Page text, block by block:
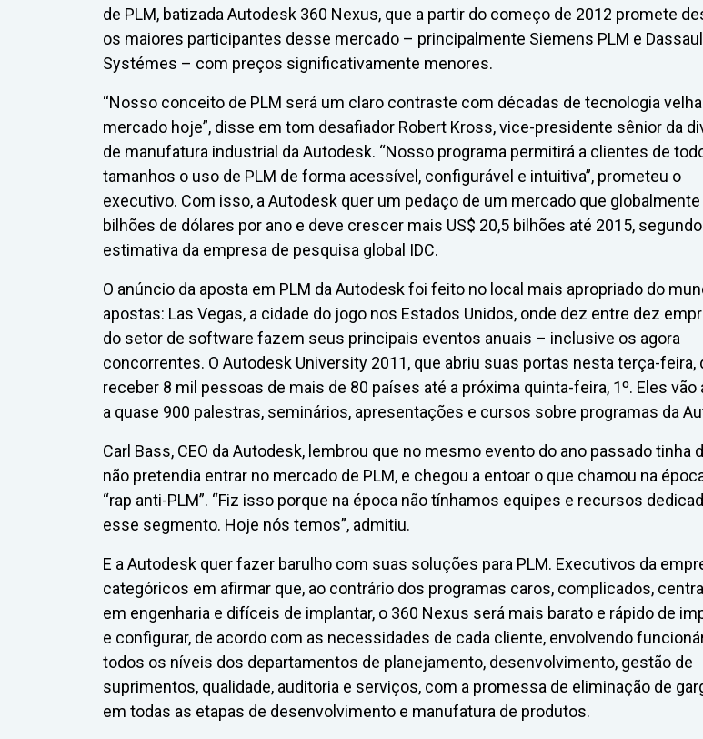
de PLM, batizada Autodesk 360 Nexus, que a partir do começo de 2012 promete
os maiores participantes desse mercado – principalmente Siemens PLM e
Systémes – com preços significativamente menores.
“Nosso conceito de PLM será um claro contraste com décadas de tecnologia
mercado hoje”, disse em tom desafiador Robert Kross, vice-presidente sênior da
de manufatura industrial da Autodesk. “Nosso programa permitirá a clientes de
tamanhos o uso de PLM de forma acessível, configurável e intuitiva”, prometeu o
executivo. Com isso, a Autodesk quer um pedaço de um mercado que globalmente
bilhões de dólares por ano e deve crescer mais US$ 20,5 bilhões até 2015, segundo
estimativa da empresa de pesquisa global IDC.
O anúncio da aposta em PLM da Autodesk foi feito no local mais apropriado do
apostas: Las Vegas, a cidade do jogo nos Estados Unidos, onde dez entre dez
do setor de software fazem seus principais eventos anuais – inclusive os agora
concorrentes. O Autodesk University 2011, que abriu suas portas nesta terça-feira,
receber 8 mil pessoas de mais de 80 países até a próxima quinta-feira, 1º. Eles
a quase 900 palestras, seminários, apresentações e cursos sobre programas da
Carl Bass, CEO da Autodesk, lembrou que no mesmo evento do ano passado tinha
não pretendia entrar no mercado de PLM, e chegou a entoar o que chamou na
“rap anti-PLM”. “Fiz isso porque na época não tínhamos equipes e recursos
esse segmento. Hoje nós temos”, admitiu.
E a Autodesk quer fazer barulho com suas soluções para PLM. Executivos da
categóricos em afirmar que, ao contrário dos programas caros, complicados,
em engenharia e difíceis de implantar, o 360 Nexus será mais barato e rápido de
e configurar, de acordo com as necessidades de cada cliente, envolvendo
todos os níveis dos departamentos de planejamento, desenvolvimento, gestão de
suprimentos, qualidade, auditoria e serviços, com a promessa de eliminação de
em todas as etapas de desenvolvimento e manufatura de produtos.